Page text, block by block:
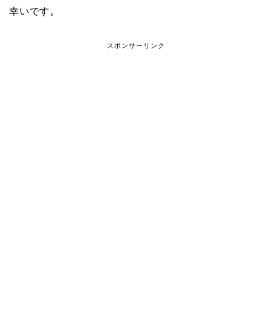
幸いです。
スポンサーリンク